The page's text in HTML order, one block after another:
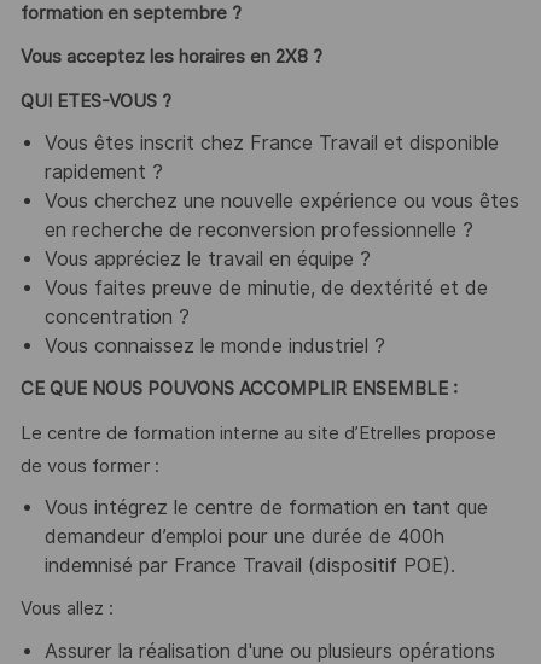
formation en septembre ?
Vous acceptez les horaires en 2X8 ?
QUI ETES-VOUS ?
Vous êtes inscrit chez France Travail et disponible
rapidement ?
Vous cherchez une nouvelle expérience ou vous êtes
en recherche de reconversion professionnelle ?
Vous appréciez le travail en équipe ?
Vous faites preuve de minutie, de dextérité et de
concentration ?
Vous connaissez le monde industriel ?
CE QUE NOUS POUVONS ACCOMPLIR ENSEMBLE :
Le centre de formation interne au site d’Etrelles propose
de vous former :
Vous intégrez le centre de formation en tant que
demandeur d’emploi pour une durée de 400h
indemnisé par France Travail (dispositif POE).
Vous allez :
Assurer la réalisation d'une ou plusieurs opérations